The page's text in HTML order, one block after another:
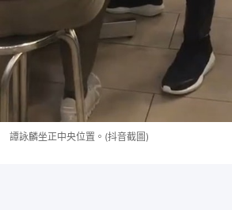
譚詠麟坐正中央位置。(抖音截圖)